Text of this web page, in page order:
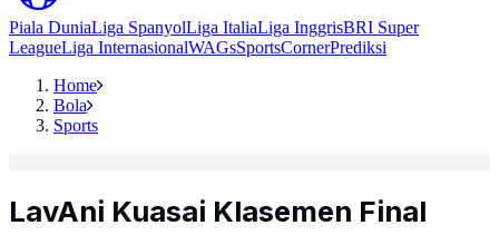
Piala DuniaLiga SpanyolLiga ItaliaLiga InggrisBRI Super
LeagueLiga InternasionalWAGsSportsCornerPrediksi
Home
Bola
Sports
LavAni Kuasai Klasemen Final